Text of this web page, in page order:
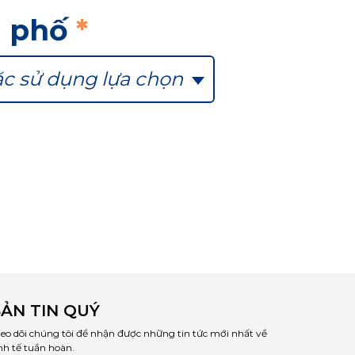
phố *
sử dụng lựa chọn
TIN QUÝ
dõi chúng tôi để nhận được những tin tức mới nhất về
tế tuần hoàn.